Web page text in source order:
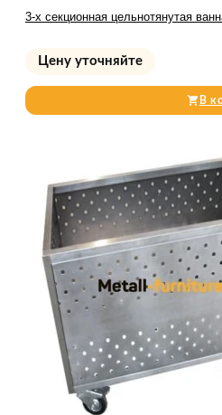
3-х секционная цельнотянутая
Цену уточняйте
В